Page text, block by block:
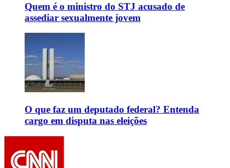
Quem é o ministro do STJ acusado de
assediar sexualmente jovem
O que faz um deputado federal? Entenda
cargo em disputa nas eleições